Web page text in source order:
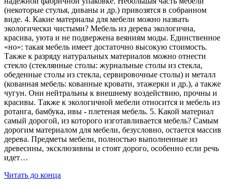
(некоторые стулья, диваны и др.) привозятся в собранном
виде. 4. Какие материалы для мебели можно назвать
экологически чистыми? Мебель из дерева экологична,
красива, уюта и не подвержена веяниям моды. Единственное
«но»: такая мебель имеет достаточно высокую стоимость.
Также к разряду натуральных материалов можно отнести
стекло (стеклянные столы: журнальные столы из стекла,
обеденные столы из стекла, сервировочные столы) и металл
(кованная мебель: кованные кровати, этажерки и др.), а также
чугун. Они нейтральны к внешнему воздействию, прочны и
красивы. Также к экологичной мебели относится и мебель из
ротанга, бамбука, ивы - плетеная мебель. 5. Какой материал
самый дорогой, из которого изготавливается мебель? Самым
дорогим материалом для мебели, безусловно, остается массив
дерева. Предметы мебели, полностью выполненные из
древесины, эксклюзивны и стоят дорого, особенно если речь
идет…
Читать до конца